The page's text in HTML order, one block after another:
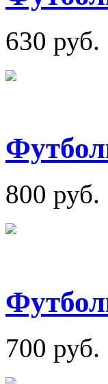
630 руб.
800 руб.
700 руб.